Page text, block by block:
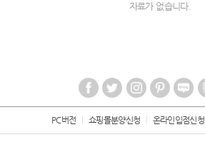
자료가 없습니다.
PC버전 쇼핑몰분양신청 온라인입점신청